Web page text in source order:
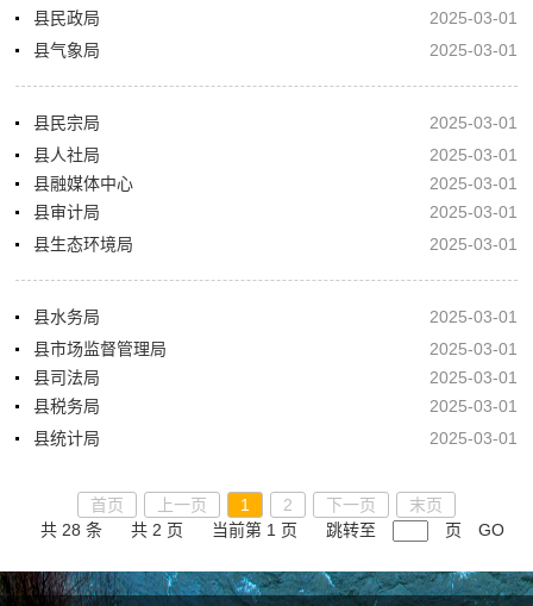
县民政局
2025-03-01
县气象局
2025-03-01
县民宗局
2025-03-01
县人社局
2025-03-01
县融媒体中心
2025-03-01
县审计局
2025-03-01
县生态环境局
2025-03-01
县水务局
2025-03-01
县市场监督管理局
2025-03-01
县司法局
2025-03-01
县税务局
2025-03-01
县统计局
2025-03-01
首页 上一页 1 2 下一页
末页
共 28 条
共 2 页 当前第 1 页 跳转至 页 GO